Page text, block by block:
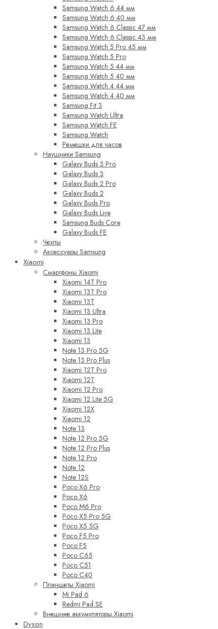
Samsung Watch 6 44 мм
Samsung Watch 6 40 мм
Samsung Watch 6 Classic 47 мм
Samsung Watch 6 Classic 43 мм
Samsung Watch 5 Pro 45 мм
Samsung Watch 5 Pro
Samsung Watch 5 44 мм
Samsung Watch 5 40 мм
Samsung Watch 4 44 мм
Samsung Watch 4 40 мм
Samsung Fit 3
Samsung Watch Ultra
Samsung Watch FE
Samsung Watch
Ремешки для часов
Наушники Samsung
Galaxy Buds 3 Pro
Galaxy Buds 3
Galaxy Buds 2 Pro
Galaxy Buds 2
Galaxy Buds Pro
Galaxy Buds Live
Samsung Buds Core
Galaxy Buds FE
Чехлы
Аксессуары Samsung
Xiaomi
Смартфоны Xiaomi
Xiaomi 14T Pro
Xiaomi 13T Pro
Xiaomi 13T
Xiaomi 13 Ultra
Xiaomi 13 Pro
Xiaomi 13 Lite
Xiaomi 13
Note 13 Pro 5G
Note 13 Pro Plus
Xiaomi 12T Pro
Xiaomi 12T
Xiaomi 12 Pro
Xiaomi 12 Lite 5G
Xiaomi 12X
Xiaomi 12
Note 13
Note 12 Pro 5G
Note 12 Pro Plus
Note 12 Pro
Note 12
Note 12S
Poco X6 Pro
Poco X6
Poco M6 Pro
Poco X5 Pro 5G
Poco X5 5G
Poco F5 Pro
Poco F5
Poco C65
Poco C51
Poco C40
Планшеты Xiaomi
Mi Pad 6
Redmi Pad SE
Внешние аккумуляторы Xiaomi
Dyson